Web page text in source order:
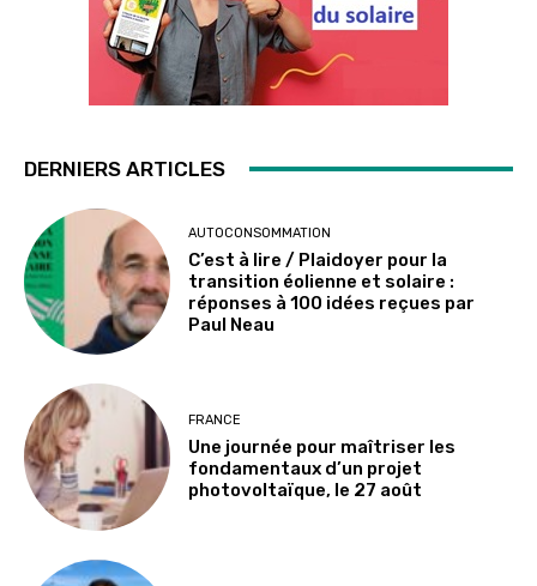
DERNIERS ARTICLES
AUTOCONSOMMATION
C’est à lire / Plaidoyer pour la
transition éolienne et solaire :
réponses à 100 idées reçues par
Paul Neau
FRANCE
Une journée pour maîtriser les
fondamentaux d’un projet
photovoltaïque, le 27 août